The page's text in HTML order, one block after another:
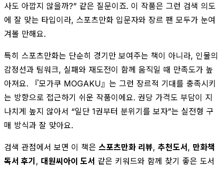
사도 아깝지 않을까?” 같은 질문이죠. 이 작품은 그런 검색 의도
에 잘 맞는 타입이라, 스포츠만화 입문자와 장르 팬 모두가 눈여
겨볼 만해요.
특히 스포츠만화는 단순히 경기만 보여주는 책이 아니라, 인물의
감정선과 팀워크, 실패와 재도전이 함께 움직일 때 만족도가 높
아져요. 『모가쿠 MOGAKU』는 그런 장르적 기대를 충족시키
는 방향으로 접근하기 쉬운 작품이에요. 권당 가격도 부담이 지
나치게 높지 않아서 “일단 1권부터 분위기를 보자”는 실전형 구
매 방식과 잘 맞아요.
검색 관점에서 보면 이 책은 스포츠만화 리뷰, 추천도서, 만화책
독서 후기 , 대원씨아이 도서 같은 키워드와 함께 찾기 좋은 도서